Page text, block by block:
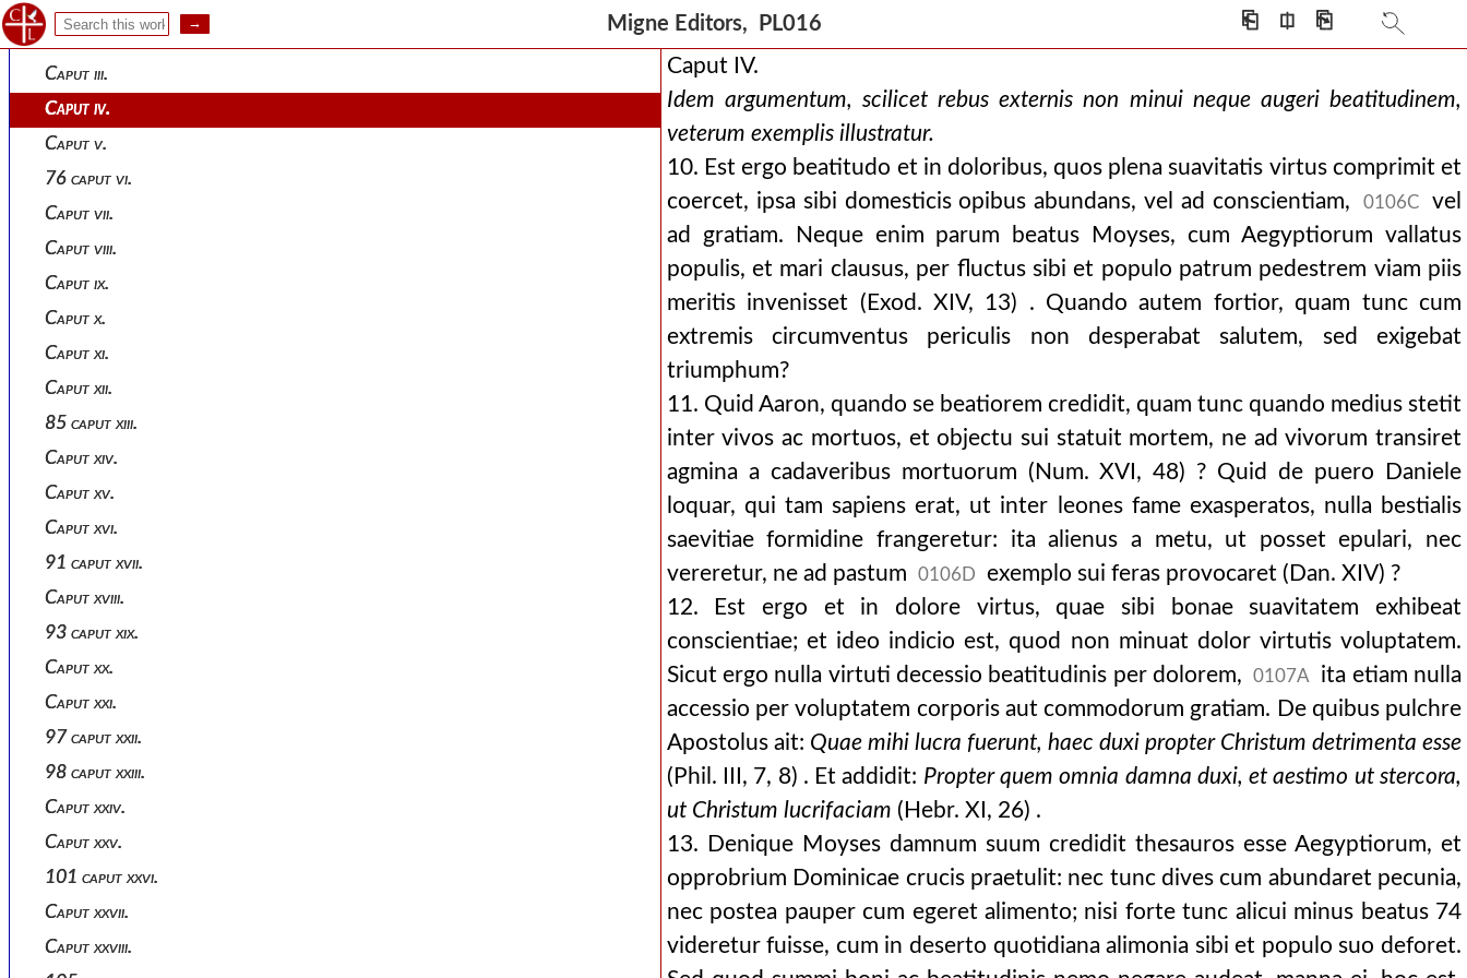
Migne Editors, PL016 ⎗ ⎅ ⎘
Caput ii.
Caput iii.
Caput iv.
Caput v.
76 caput vi.
Caput vii.
Caput viii.
Caput ix.
Caput x.
Caput xi.
Caput xii.
85 caput xiii.
Caput xiv.
Caput xv.
Caput xvi.
91 caput xvii.
Caput xviii.
93 caput xix.
Caput xx.
Caput xxi.
97 caput xxii.
98 caput xxiii.
Caput xxiv.
Caput xxv.
101 caput xxvi.
Caput xxvii.
Caput xxviii.
Caput IV.
Idem argumentum, scilicet rebus externis non minui neque augeri beatitudinem,
veterum exemplis illustratur.
10. Est ergo beatitudo et in doloribus, quos plena suavitatis virtus comprimit et
coercet, ipsa sibi domesticis opibus abundans, vel ad conscientiam,
0106C
vel
ad gratiam. Neque enim parum beatus Moyses, cum Aegyptiorum vallatus
populis, et mari clausus, per fluctus sibi et populo patrum pedestrem viam piis
meritis invenisset (Exod. XIV, 13) . Quando autem fortior, quam tunc cum
extremis circumventus periculis non desperabat salutem, sed exigebat
triumphum?
11. Quid Aaron, quando se beatiorem credidit, quam tunc quando medius stetit
inter vivos ac mortuos, et objectu sui statuit mortem, ne ad vivorum transiret
agmina a cadaveribus mortuorum (Num. XVI, 48) ? Quid de puero Daniele
loquar, qui tam sapiens erat, ut inter leones fame exasperatos, nulla bestialis
saevitiae formidine frangeretur: ita alienus a metu, ut posset epulari, nec
vereretur, ne ad pastum
0106D
exemplo sui feras provocaret (Dan. XIV) ?
12. Est ergo et in dolore virtus, quae sibi bonae suavitatem exhibeat
conscientiae; et ideo indicio est, quod non minuat dolor virtutis voluptatem.
Sicut ergo nulla virtuti decessio beatitudinis per dolorem,
0107A
ita etiam nulla
accessio per voluptatem corporis aut commodorum gratiam. De quibus pulchre
Apostolus ait: Quae mihi lucra fuerunt, haec duxi propter Christum detrimenta esse
(Phil. III, 7, 8) . Et addidit: Propter quem omnia damna duxi, et aestimo ut stercora,
ut Christum lucrifaciam (Hebr. XI, 26) .
13. Denique Moyses damnum suum credidit thesauros esse Aegyptiorum, et
opprobrium Dominicae crucis praetulit: nec tunc dives cum abundaret pecunia,
nec postea pauper cum egeret alimento; nisi forte tunc alicui minus beatus 74
videretur fuisse, cum in deserto quotidiana alimonia sibi et populo suo deforet.